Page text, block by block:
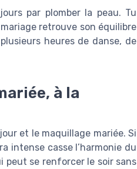
par plomber la peau. Tu
retrouve son équilibre
heures de danse, de
à la
et le maquillage mariée. Si
intense casse l’harmonie du
peut se renforcer le soir sans